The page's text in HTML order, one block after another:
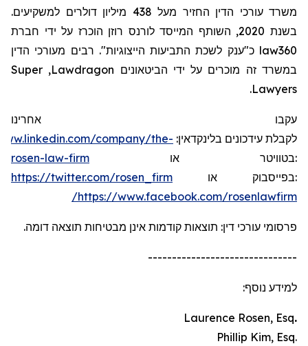
משרד עורכי הדין החזיר מעל 438 מיליון דולרים למשקיעים.
בשנת 2020, השותף המייסד לורנס רוזן הוכרז על ידי חברת
law360 כ"ענק לשכת התביעות הייצוגיות". רבים מעורכי הדין
במשרד זה מוכרים על ידי הביטאונים Lawdragon
,
Super
Lawyers
.
עקבו אחרינו
לקבלת עידכונים בלינקדאין:
company/the-
rosen-law-firm או בטוויטר:
https://twitter.com/rosen_firm או בפייסבוק:
https://www.facebook.com/rosenlawfirm/
פרסומי עורכי דין: תוצאות קודמות אינן מבטיחות תוצאה דומה.
-------------------------------
למידע נוסף:
.
Laurence Rosen, Esq
.Phillip Kim, Esq